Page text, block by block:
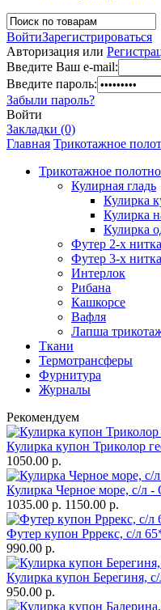
ВойтиЗарегистрироваться
Авторизация или
Введите Ваш e-mail:
Введите пароль:
Забыли пароль?
Войти
Закладки (0)
Главная Трикотажное
Трикотажное полотно
Кулирная гладь
Кулирка
Кулирка
Кулирка
Футер 2-х нитка
Футер 3-х нитка
Интерлок
Рибана
Кашкорсе
Вафля
Лапша
Ткани
Термотрансферы
Фурнитура
Журналы
Рекомендуем
Кулирка купон Триколор
1050.00 р.
Кулирка Черное море, с/л -
1035.00 р. 1150.00 р.
Футер купон Рррекс, с/л
990.00 р.
Кулирка купон Берегиня,
950.00 р.